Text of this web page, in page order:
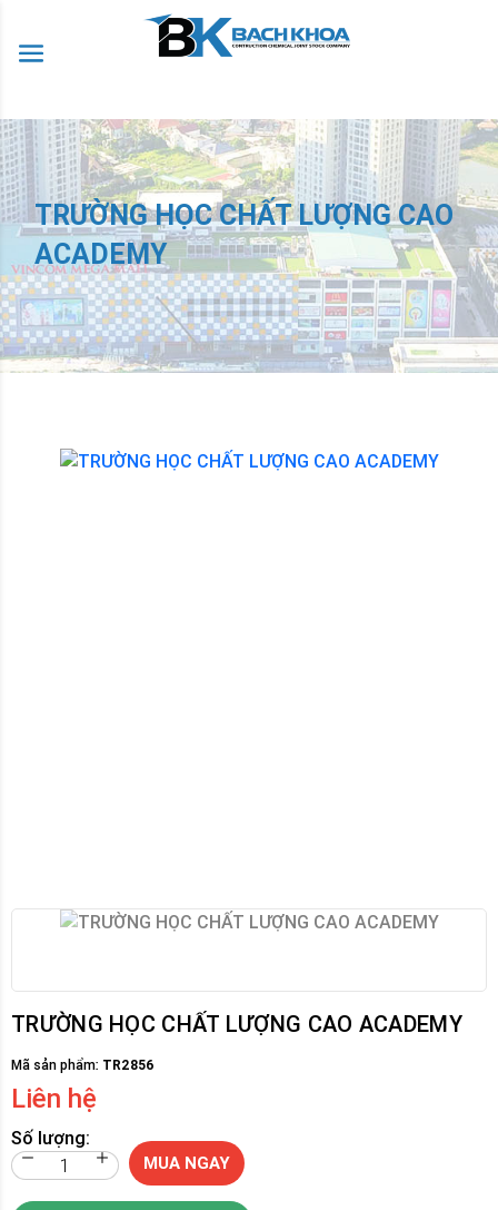
TRƯỜNG HỌC CHẤT LƯỢNG CAO
ACADEMY
TRƯỜNG HỌC CHẤT LƯỢNG CAO ACADEMY
Mã sản phẩm: TR2856
Liên hệ
Số lượng:
MUA NGAY